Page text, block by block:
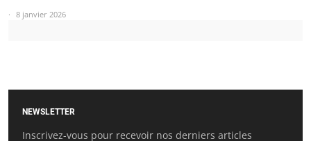
8 janvier 2026
NEWSLETTER
Inscrivez-vous pour recevoir nos derniers articles